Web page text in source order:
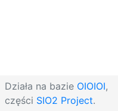
Działa na bazie OIOIOI,
części SIO2 Project.